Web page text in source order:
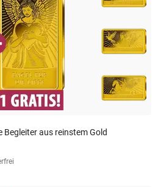
Begleiter aus reinstem Gold